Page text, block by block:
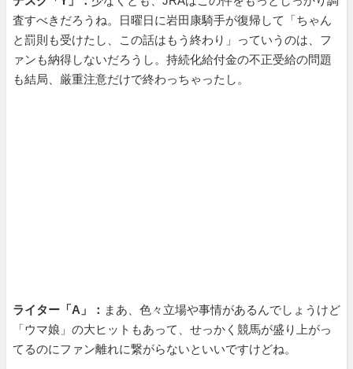
査すべきだろうね。日曜日に岩田康騎手が復帰して「ちゃん
と罰則も受けたし、この話はもう終わり」っていうのは、フ
ァンも納得しないだろうし。持続化給付金の不正受給の問題
も結局、厳重注意だけで終わっちゃったし。
ライター「A」： まあ、色々立場や事情があるんでしょうけど
「ウマ娘」の大ヒットもあって、せっかく競馬が盛り上がっ
てるのにファン離れに繋がらないといいですけどね。